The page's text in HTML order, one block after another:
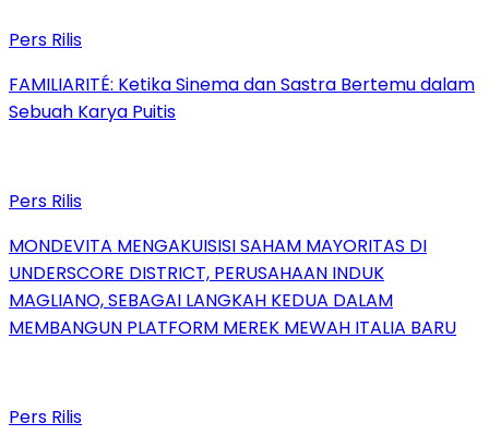
Pers Rilis
FAMILIARITÉ: Ketika Sinema dan Sastra Bertemu dalam
Sebuah Karya Puitis
Pers Rilis
MONDEVITA MENGAKUISISI SAHAM MAYORITAS DI
UNDERSCORE DISTRICT, PERUSAHAAN INDUK
MAGLIANO, SEBAGAI LANGKAH KEDUA DALAM
MEMBANGUN PLATFORM MEREK MEWAH ITALIA BARU
Pers Rilis